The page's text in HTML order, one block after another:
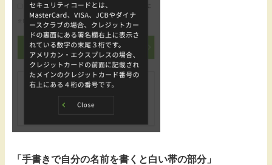
「手書きで自分の名前を書くと白い帯の部分」